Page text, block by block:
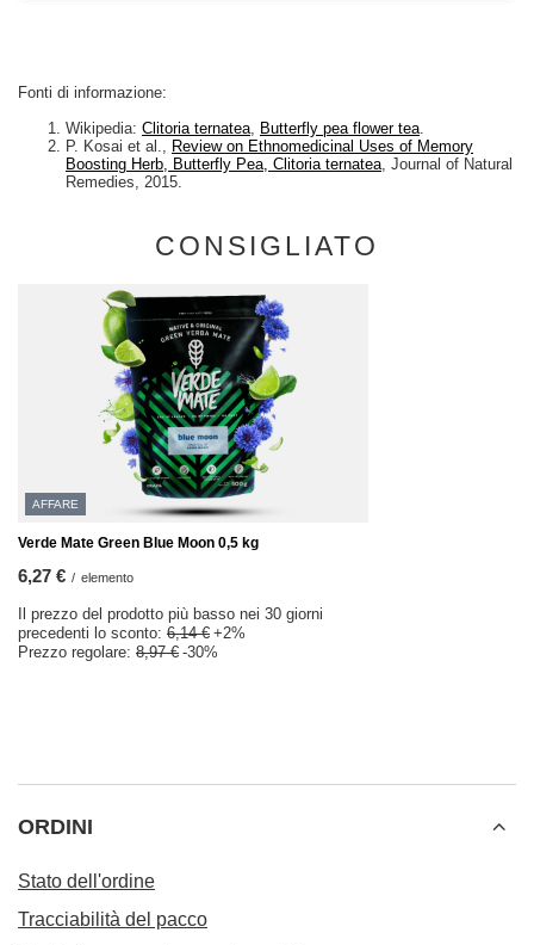
Fonti di informazione:
Wikipedia: Clitoria ternatea Butterfly pea flower tea
P. Kosai et al.,
Review on Ethnomedicinal Uses of Memory
Boosting Herb, Butterfly Pea, Clitoria ternatea , Journal of Natural
Remedies, 2015.
CONSIGLIATO
AFFARE
Verde Mate Green Blue Moon 0,5 kg
6,27 € / elemento
Il prezzo del prodotto più basso nei 30 giorni
precedenti lo sconto: 6,14 € +2%
Prezzo regolare: 8,97 € -30%
ORDINI
Stato dell'ordine
Tracciabilità del pacco